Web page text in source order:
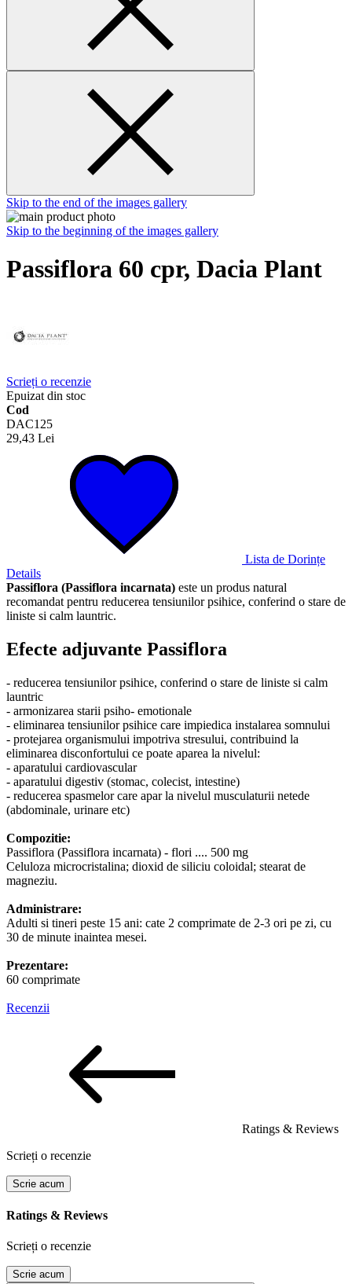
Skip to the end of the images gallery
Skip to the beginning of the images gallery
Passiflora 60 cpr, Dacia Plant
Scrieți o recenzie
Epuizat din stoc
Cod
DAC125
29,43 Lei
Lista de Dorințe
Details
Passiflora (Passiflora incarnata) este un produs natural
recomandat pentru reducerea tensiunilor psihice, conferind o stare de
liniste si calm launtric.
Efecte adjuvante Passiflora
- reducerea tensiunilor psihice, conferind o stare de liniste si calm
launtric
- armonizarea starii psiho- emotionale
- eliminarea tensiunilor psihice care impiedica instalarea somnului
- protejarea organismului impotriva stresului, contribuind la
eliminarea disconfortului ce poate aparea la nivelul:
- aparatului cardiovascular
- aparatului digestiv (stomac, colecist, intestine)
- reducerea spasmelor care apar la nivelul musculaturii netede
(abdominale, urinare etc)
Compozitie:
Passiflora (Passiflora incarnata) - flori .... 500 mg
Celuloza microcristalina; dioxid de siliciu coloidal; stearat de
magneziu.
Administrare:
Adulti si tineri peste 15 ani: cate 2 comprimate de 2-3 ori pe zi, cu
30 de minute inaintea mesei.
Prezentare:
60 comprimate
Recenzii
Ratings & Reviews
Scrieți o recenzie
Scrie acum
Ratings & Reviews
Scrieți o recenzie
Scrie acum